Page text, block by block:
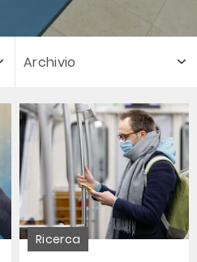
Archivio
Ricerca